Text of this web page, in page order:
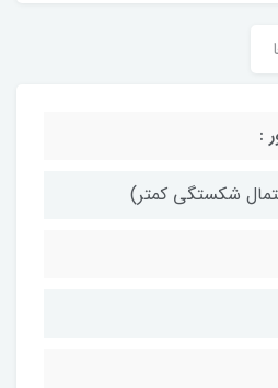
:
شکستگی کمتر)